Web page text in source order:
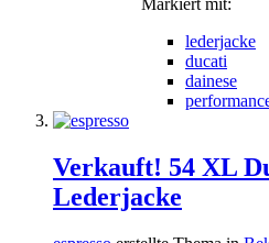
Markiert mit:
lederjacke
ducati
dainese
Verkauft! 54 XL
Lederjacke